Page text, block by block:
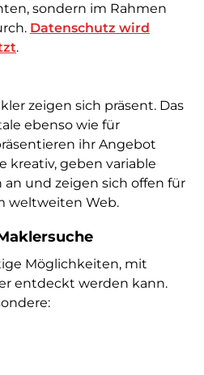
sondern im Rahmen
Datenschutz wird
.
zeigen sich präsent. Das
ebenso wie für
ihr Angebot
kreativ, geben variable
und zeigen sich offen für
weltweiten Web.
Möglichkeiten, mit
entdeckt werden kann.